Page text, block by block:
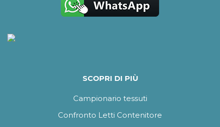
SCOPRI DI PIÙ
Campionario tessuti
Confronto Letti Contenitore